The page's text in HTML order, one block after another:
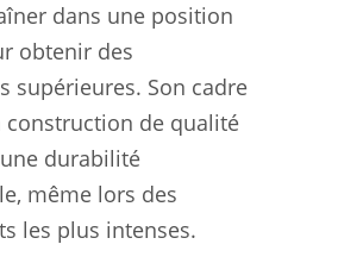
dans une position
obtenir des
supérieures. Son cadre
construction de qualité
durabilité
même lors des
les plus intenses.